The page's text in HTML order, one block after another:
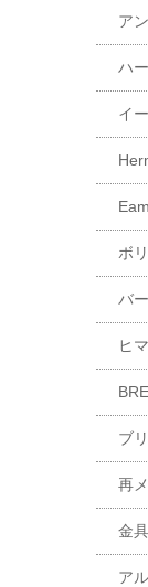
ア
ハ
イ
ボ
バ
ヒ
ブ
再
金具
ア